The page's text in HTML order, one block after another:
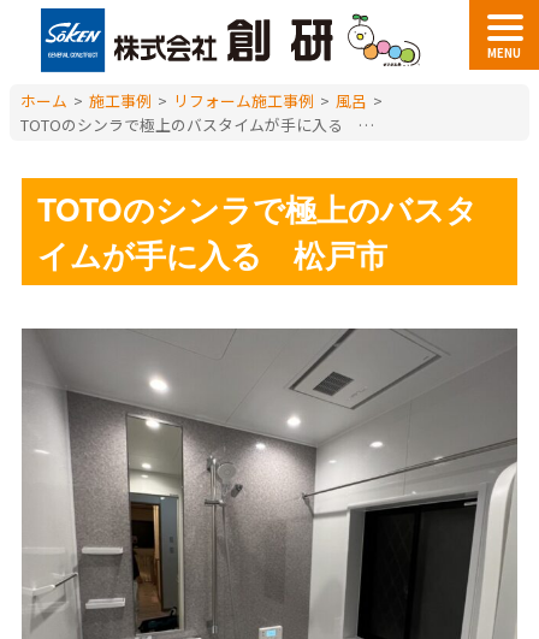
MENU
ホーム > 施工事例 > リフォーム施工事例 > 風呂 >
TOTOのシンラで極上のバスタイムが手に入る 松戸市
TOTOのシンラで極上のバスタ
イムが手に入る 松戸市